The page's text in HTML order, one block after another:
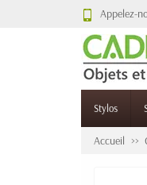
Appelez-
Stylos
Accueil